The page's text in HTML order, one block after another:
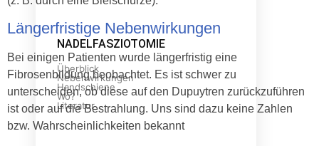
NADELFASZIOTOMIE
Überblick
Nebenwirkungen
Handschiene
Wo?
Literatur
Längerfristige Nebenwirkungen
Bei einigen Patienten wurde längerfristig eine
Fibrosenbildung beobachtet. Es ist schwer zu
unterscheiden, ob diese auf den Dupuytren zurückzuführen
ist oder auf die Bestrahlung. Uns sind dazu keine Zahlen
bzw. Wahrscheinlichkeiten bekannt